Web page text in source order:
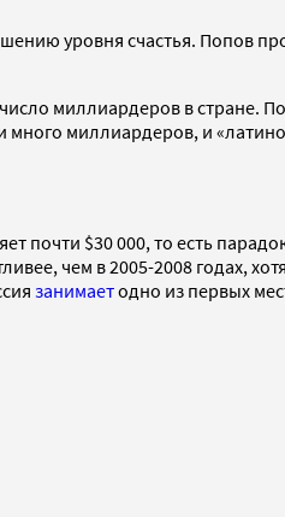
уровня счастья. Попов
миллиардеров в стране.
миллиардеров, и
$30 000, то есть
чем в 2005-2008 годах,
занимаетодно из первых